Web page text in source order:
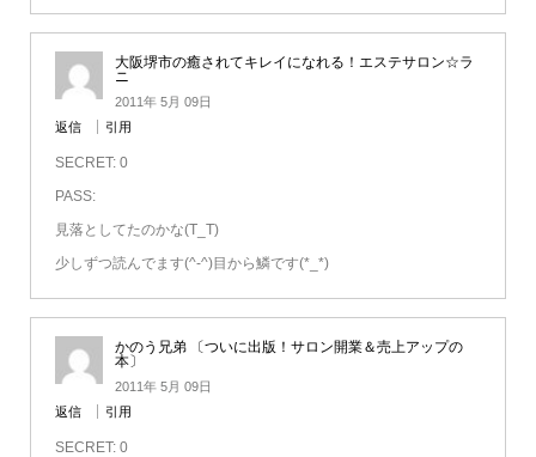
大阪堺市の癒されてキレイになれる！エステサロン☆ラ
ニ
2011年 5月 09日
返信
引用
SECRET: 0
PASS:
見落としてたのかな(T_T)
少しずつ読んでます(^-^)目から鱗です(*_*)
かのう兄弟 〔ついに出版！サロン開業＆売上アップの
本〕
2011年 5月 09日
返信
引用
SECRET: 0